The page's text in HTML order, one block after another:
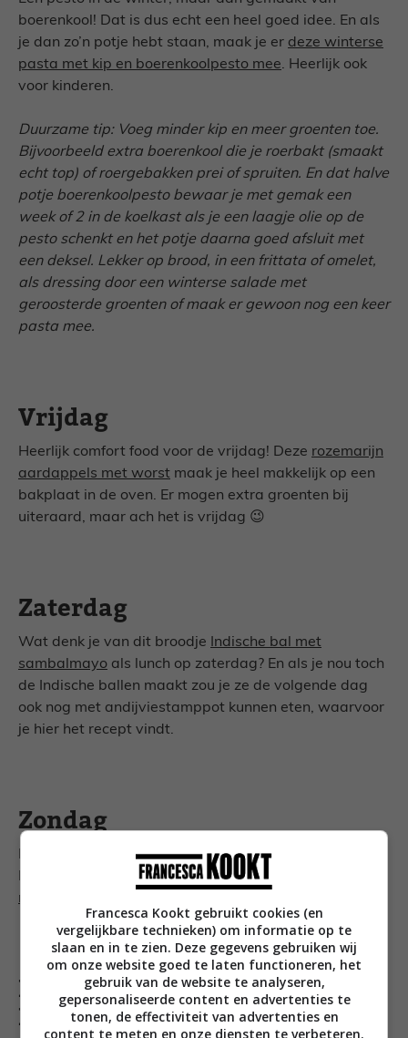
boerenkool! Dat is dus echt een heel goed idee. En als
je dan zo’n potje hebt staan, maak je er deze winterse
pasta met kip en boerenkoolpesto mee. Heerlijk ook
voor kinderen.
Duurzame tip: Voeg minder kip en meer groenten toe.
Bijvoorbeeld extra boerenkool die je roerbakt (smaakt
echt top) of roergebakken prei of spruiten. En dat halve
potje boerenkoolpesto bewaar je met gemak een
week of 2 in de koelkast als je een laagje olie op de
pesto schenkt en het potje daarna goed afsluit met
een deksel. Lekker op brood, in een frittata of omelet,
als dressing door een winterse salade met
geroosterde groenten of maak er gewoon nog een keer
pasta mee.
Vrijdag
Heerlijk comfort food voor de vrijdag! Deze rozemarijn
aardappels met worst maak je heel makkelijk op een
bakplaat in de oven. Er mogen extra groenten bij
uiteraard, maar ach het is vrijdag 😉
Zaterdag
Wat denk je van dit broodje
Indische bal met
sambalmayo als lunch op zaterdag? En als je nou toch
de Indische ballen maakt zou je ze de volgende dag
ook nog met andijviestamppot kunnen eten, waarvoor
je hier het recept vindt.
Zondag
Een heerlijk winters toetje, gemaakt van pompoen!
Daar kun je namelijkzalige pompoenmousse van
maken
Bewaar het weekmenu op
Pinterest!
Francesca Kookt gebruikt cookies (en
vergelijkbare technieken) om informatie op te
slaan en in te zien. Deze gegevens gebruiken wij
om onze website goed te laten functioneren, het
gebruik van de website te analyseren,
gepersonaliseerde content en advertenties te
tonen, de effectiviteit van advertenties en
content te meten en onze diensten te verbeteren.